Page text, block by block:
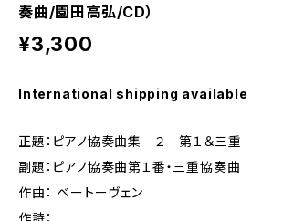
奏曲/園田高弘/CD）
¥3,300
International shipping available
正題：ピアノ協奏曲集 ２ 第１＆三重
副題：ピアノ協奏曲第１番・三重協奏曲
作曲： ベートーヴェン
作詩：